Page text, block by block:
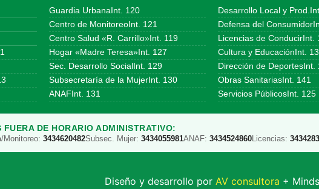
Guardia UrbanaInt. 120
Centro de MonitoreoInt. 121
Centro Salud «R. Carrillo»Int. 119
Hogar «Madre Teresa»Int. 127
Sec. Desarrollo SocialInt. 129
Subsecretaría de la MujerInt. 130
ANAFInt. 131
Desarrollo Local y
Defensa del
Licencias de ConducirInt.
Cultura y EducaciónInt.
Dirección de DeportesInt.
Obras SanitariasInt. 141
Servicios PúblicosInt. 125
DE HORARIO ADMINISTRATIVO:
Monitoreo: 3434620482Subsec. Mujer: 3434055981ANAF: 3434524860Licencias:
Diseño y desarrollo por AV consultora + Minds